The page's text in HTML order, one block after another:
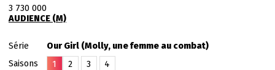
3 730 000
AUDIENCE (M)
Série
Our Girl (Molly, une femme au combat)
Saisons
1 2 3
4